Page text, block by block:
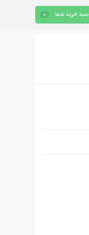
سبد خرید شما 0